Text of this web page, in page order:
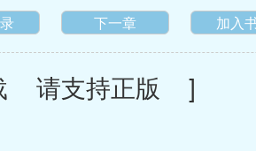
下一章 加入
请支持正版 ]